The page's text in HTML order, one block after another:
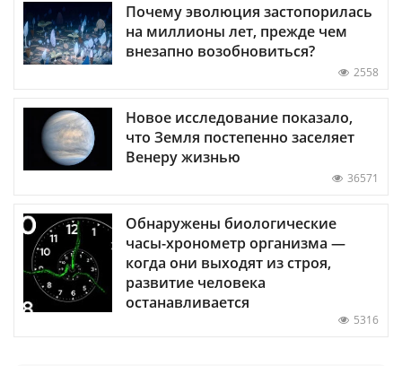
Почему эволюция застопорилась
на миллионы лет, прежде чем
внезапно возобновиться?
2558
Новое исследование показало,
что Земля постепенно заселяет
Венеру жизнью
36571
Обнаружены биологические
часы-хронометр организма —
когда они выходят из строя,
развитие человека
останавливается
5316